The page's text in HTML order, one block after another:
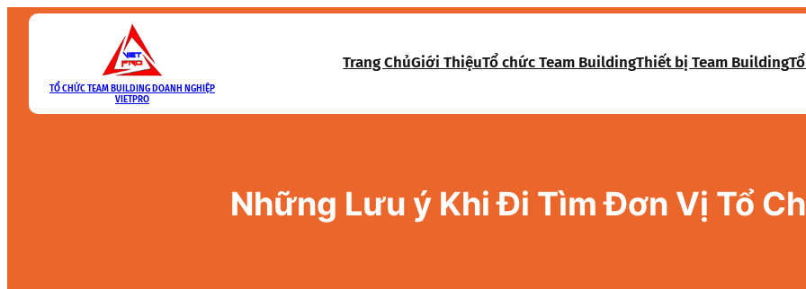
Skip
TỔ CHỨC TEAM BUILDING DOANH NGHIỆP
VIETPRO
Trang ChủGiới ThiệuTổ chức Team BuildingThiết bị Team Building
Những Lưu ý Khi Đi Tìm Đơn Vị Tổ